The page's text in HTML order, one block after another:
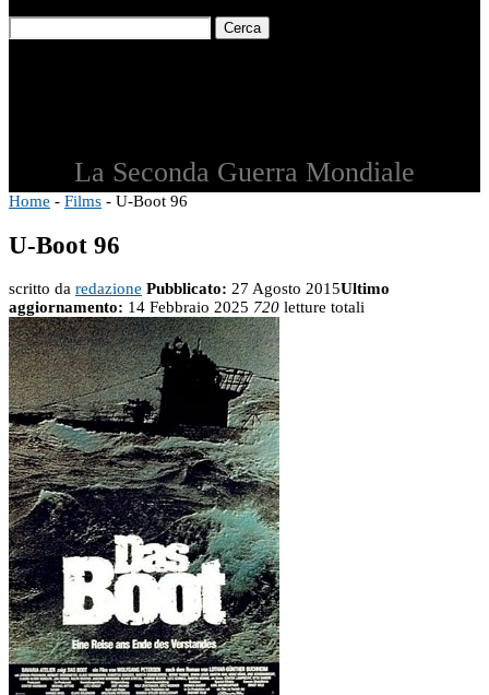
Cerca
La Seconda Guerra Mondiale
Home - Films - U-Boot 96
U-Boot 96
scritto da redazione Pubblicato: 27 Agosto 2015Ultimo
aggiornamento: 14 Febbraio 2025 720 letture totali